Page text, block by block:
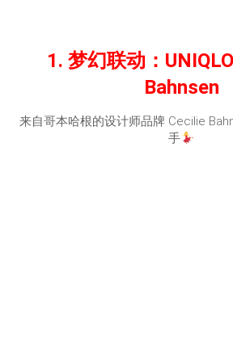
1. 梦幻联动：
Bahnsen
来自哥本哈根的设计师品牌 Cecilie
手